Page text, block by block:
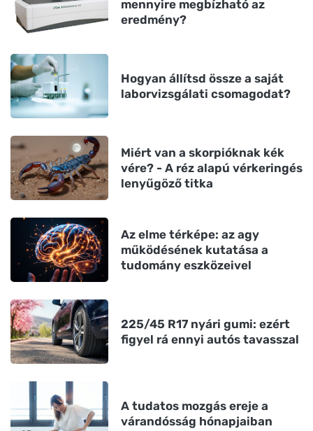
mennyire megbízható az
eredmény?
Hogyan állítsd össze a saját
laborvizsgálati csomagodat?
Miért van a skorpióknak kék
vére? - A réz alapú vérkeringés
lenyűgöző titka
Az elme térképe: az agy
működésének kutatása a
tudomány eszközeivel
225/45 R17 nyári gumi: ezért
figyel rá ennyi autós tavasszal
A tudatos mozgás ereje a
várandósság hónapjaiban